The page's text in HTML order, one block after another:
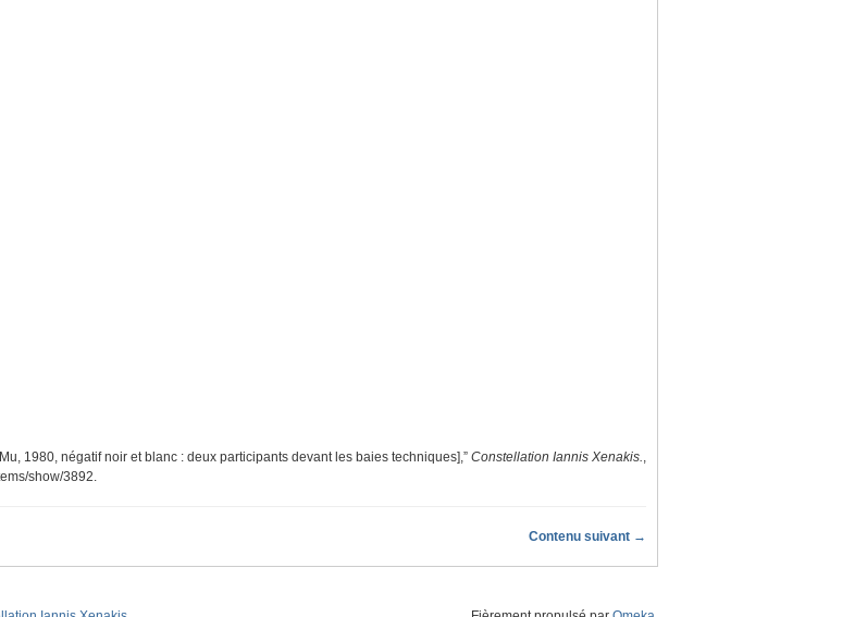
1980, négatif noir et blanc : deux participants devant les baies techniques],” Constellation Iannis Xenakis.,
show/3892.
Contenu suivant →